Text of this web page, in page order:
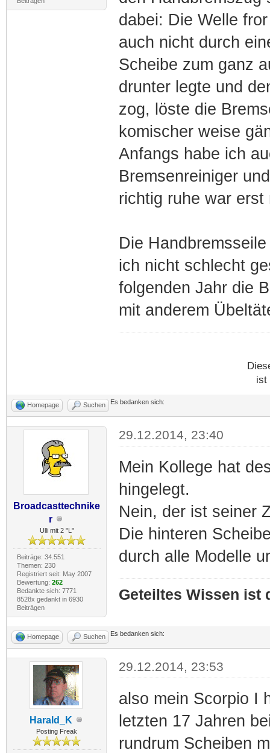
dabei: Die Welle
auch nicht durch
Scheibe zum ganz
drunter legte und
zog, löste die
komischer weise
Anfangs habe ich
Bremsenreiniger
richtig ruhe war erst
Die
ich nicht schlecht
folgenden Jahr die
mit anderem
ist
Homepage Suchen Es bedanken sich:
Broadcasttechnike
r
Ulli mit 2 "L"
Beiträge: 34.551
Themen: 230
Registriert seit: May 2007
Bewertung: 262
Bedankte sich: 7771
8528x gedankt in 6930
Beiträgen
29.12.2014, 23:40
Mein Kollege hat
hingelegt.
Nein, der ist seiner
Die hinteren
durch alle Modelle
Geteiltes Wissen ist
Homepage Suchen Es bedanken sich:
Harald_K
Posting Freak
29.12.2014, 23:53
also mein Scorpio I
letzten 17 Jahren
rundrum Scheiben